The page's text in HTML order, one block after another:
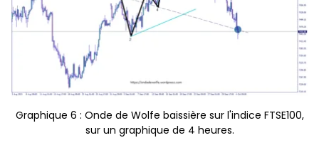
Graphique 6 : Onde de Wolfe baissière sur l'indice FTSE100,
sur un graphique de 4 heures.